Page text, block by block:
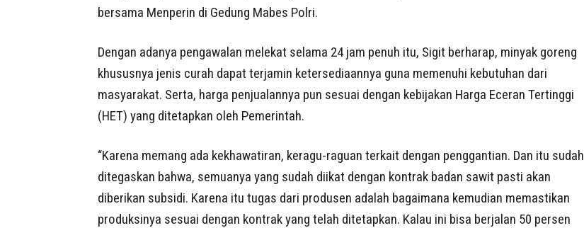
bersama Menperin di Gedung Mabes Polri.
Dengan adanya pengawalan melekat selama 24 jam penuh itu, Sigit berharap, minyak goreng
khususnya jenis curah dapat terjamin ketersediaannya guna memenuhi kebutuhan dari
masyarakat. Serta, harga penjualannya pun sesuai dengan kebijakan Harga Eceran Tertinggi
(HET) yang ditetapkan oleh Pemerintah.
“Karena memang ada kekhawatiran, keragu-raguan terkait dengan penggantian. Dan itu sudah
ditegaskan bahwa, semuanya yang sudah diikat dengan kontrak badan sawit pasti akan
diberikan subsidi. Karena itu tugas dari produsen adalah bagaimana kemudian memastikan
produksinya sesuai dengan kontrak yang telah ditetapkan. Kalau ini bisa berjalan 50 persen